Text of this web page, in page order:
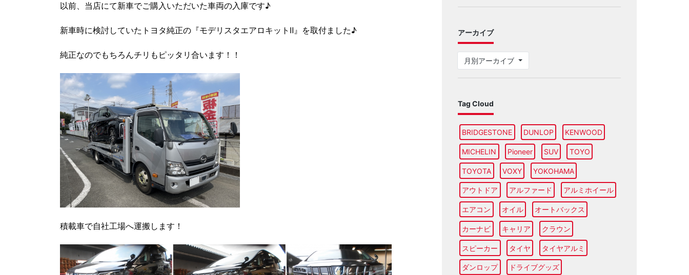
以前、当店にて新車でご購入いただいた車両の入庫です♪
新車時に検討していたトヨタ純正の『モデリスタエアロキットⅡ』を取付ました♪
純正なのでもちろんチリもピッタリ合います！！
積載車で自社工場へ運搬します！
アーカイブ
月別アーカイブ
Tag Cloud
BRIDGESTONE DUNLOP KENWOOD
MICHELIN Pioneer SUV TOYO
TOYOTA VOXY YOKOHAMA
アウトドア アルファード アルミホイール
エアコン オイル オートバックス
カーナビ キャリア クラウン
スピーカー タイヤ タイヤアルミ
ダンロップ ドライブグッズ